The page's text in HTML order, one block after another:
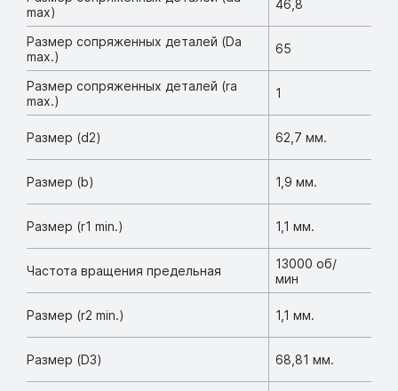
max)
46,8
Размер сопряженных деталей (Da
max.)
65
Размер сопряженных деталей (ra
max.)
1
Размер (d2) 62,7 мм.
Размер (b) 1,9 мм.
Размер (r1 min.) 1,1 мм.
Частота вращения предельная
13000 об/
мин
Размер (r2 min.) 1,1 мм.
Размер (D3) 68,81 мм.